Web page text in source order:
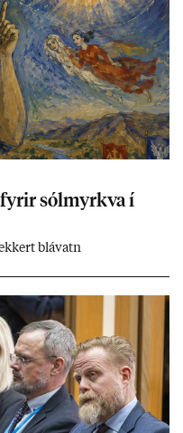
sól­myrkva í
blá­vatn